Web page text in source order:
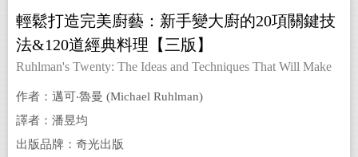
輕鬆打造完美廚藝：新手變大廚的20項關鍵技
法&120道經典料理【三版】
Ruhlman's Twenty: The Ideas and Techniques That Will Make
作者：邁可‧魯曼 (Michael Ruhlman)
譯者：潘昱均
出版品牌：奇光出版